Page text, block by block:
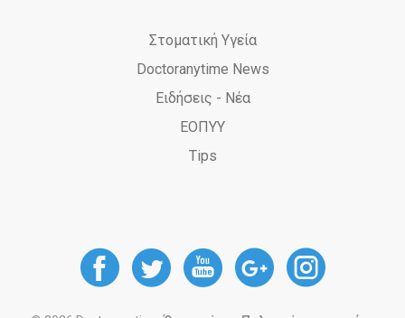
Στοματική Υγεία
Doctoranytime News
Ειδήσεις - Νέα
ΕΟΠΥΥ
Tips
DoctorAnyTime
DoctorAnyTime